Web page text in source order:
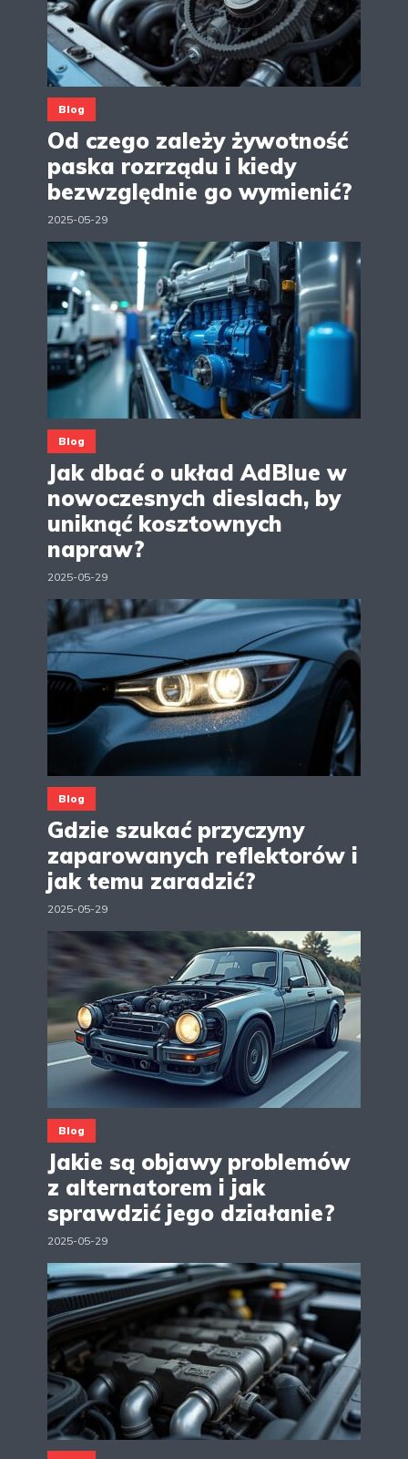
Blog
Od czego zależy żywotność
paska rozrządu i kiedy
bezwzględnie go wymienić?
2025-05-29
Blog
Jak dbać o układ AdBlue w
nowoczesnych dieslach, by
uniknąć kosztownych
napraw?
2025-05-29
Blog
Gdzie szukać przyczyny
zaparowanych reflektorów i
jak temu zaradzić?
2025-05-29
Blog
Jakie są objawy problemów
z alternatorem i jak
sprawdzić jego działanie?
2025-05-29